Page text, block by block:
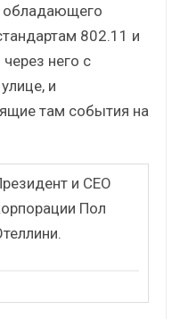
обладающего
802.11 и
него с
и
там события на
и CEO
Пол